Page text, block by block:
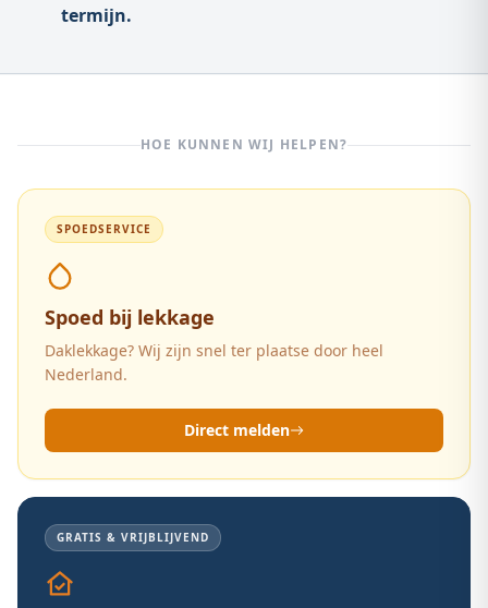
termijn.
HOE KUNNEN WIJ HELPEN?
SPOEDSERVICE
Spoed bij lekkage
Daklekkage? Wij zijn snel ter plaatse door heel
Nederland.
Direct melden
GRATIS & VRIJBLIJVEND